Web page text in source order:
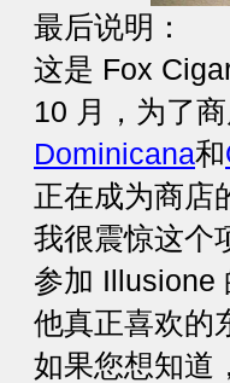
最后说明：
这是 Fox
10 月，为了
Dominicana和
正在成为商店
我很震惊这个
参加 Illusione
他真正喜欢的
如果您想知道